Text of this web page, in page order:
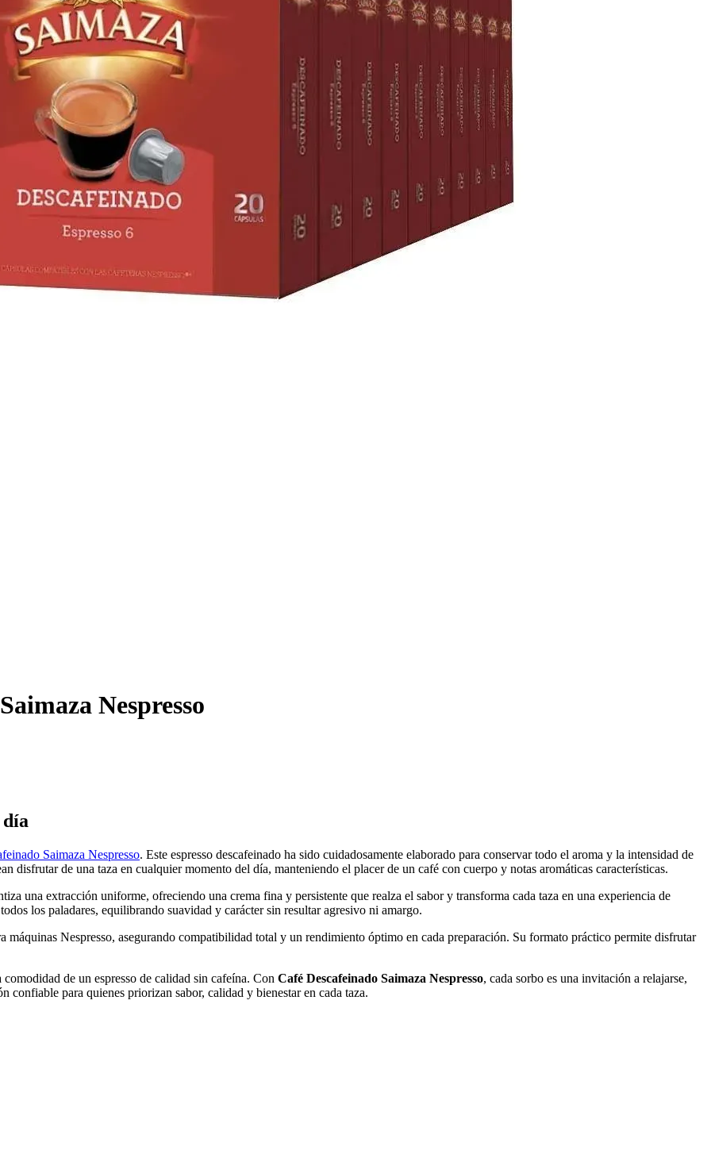
Nespresso
Saimaza Nespresso. Este espresso descafeinado ha sido cuidadosamente elaborado para conservar todo el aroma y la intensidad de
disfrutar de una taza en cualquier momento del día, manteniendo el placer de un café con cuerpo y notas aromáticas características.
una extracción uniforme, ofreciendo una crema fina y persistente que realza el sabor y transforma cada taza en una experiencia de
los paladares, equilibrando suavidad y carácter sin resultar agresivo ni amargo.
máquinas Nespresso, asegurando compatibilidad total y un rendimiento óptimo en cada preparación. Su formato práctico permite disfrutar
de un espresso de calidad sin cafeína. Con Café Descafeinado Saimaza Nespresso, cada sorbo es una invitación a relajarse,
para quienes priorizan sabor, calidad y bienestar en cada taza.